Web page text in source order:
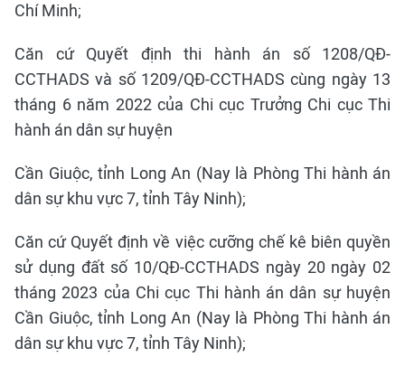
Chí Minh;
Căn cứ Quyết định thi hành án số 1208/QĐ-
CCTHADS và số 1209/QĐ-CCTHADS cùng ngày 13
tháng 6 năm 2022 của Chi cục Trưởng Chi cục Thi
hành án dân sự huyện
Cần Giuộc, tỉnh Long An (Nay là Phòng Thi hành án
dân sự khu vực 7, tỉnh Tây Ninh);
Căn cứ Quyết định về việc cưỡng chế kê biên quyền
sử dụng đất số 10/QĐ-CCTHADS ngày 20 ngày 02
tháng 2023 của Chi cục Thi hành án dân sự huyện
Cần Giuộc, tỉnh Long An (Nay là Phòng Thi hành án
dân sự khu vực 7, tỉnh Tây Ninh);